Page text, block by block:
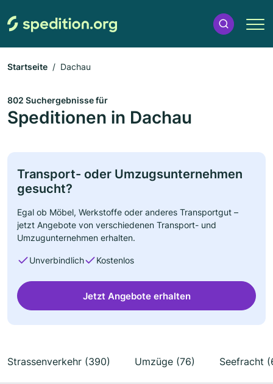
Startseite Dachau
802 Suchergebnisse für
Speditionen in Dachau
Transport- oder Umzugsunternehmen
gesucht?
Egal ob Möbel, Werkstoffe oder anderes Transportgut –
jetzt Angebote von verschiedenen Transport- und
Umzugunternehmen erhalten.
Unverbindlich Kostenlos
Jetzt Angebote erhalten
Strassenverkehr (390) Umzüge (76) Seefracht